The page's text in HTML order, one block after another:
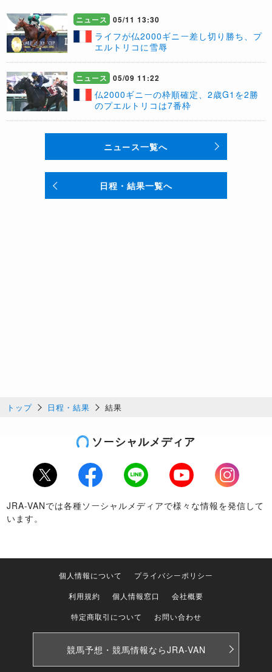
ニュース 05/11 13:30
​ライフが仏2000ギニー差し切り勝ち、プ
エルトリコに雪辱
ニュース 05/09 11:22
仏2000ギニーの枠順確定、2歳G1を2勝
のプエルトリコは7番枠
ニュース一覧へ
日程・結果一覧へ
トップ 日程・結果 結果
ソーシャルメディア
Twitter Facebook LINE Youtube
Instagram
JRA-VANでは各種ソーシャルメディアで様々な情報を発信して
います。
個人情報について
プライバシーポリシー
利用規約
個人情報窓口
会社概要
特定商取引について
お問い合わせ
競馬予想・競馬情報ならJRA-VAN